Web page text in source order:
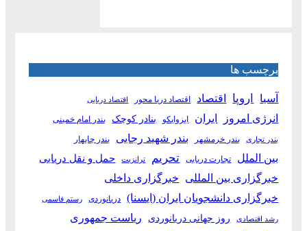
برچسب ها
آسیا اروپا اقتصاد اقتصاد دریا محور اقتصاد دریایی
انرژی امروز ایران ایزوایکو بنادر کوچک بندر امام خمینی
بندر تجاری بندر خرمشهر بندر شهید رجایی بندر چابهار
بین الملل تجارت دریایی تحریم ترانزیت حمل و نقل دریایی
خبرگزاری بین المللی خبرگزاری داخلی
خبرگزاری دانشجویان ایران (ایسنا)
دریانوردی رستم قاسمی
رشد اقتصادی روز جهانی دریانوردی ریاست جمهوری